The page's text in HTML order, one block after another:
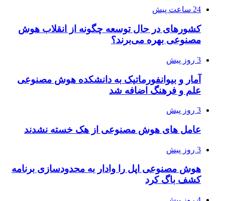
24 ساعت پیش
کشورهای در حال توسعه چگونه از انقلاب هوش
مصنوعی بهره می‌برند؟
3 روز پیش
آمار و بیوانفورماتیک به دانشکده هوش مصنوعی
علم و فرهنگ اضافه شد
3 روز پیش
عامل های هوش مصنوعی از هک خسته نشدند
3 روز پیش
هوش مصنوعی اپل را وادار به محدودسازی برنامه
کشف باگ کرد